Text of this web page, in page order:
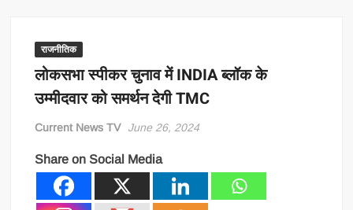
राजनीतिक
लोकसभा स्पीकर चुनाव में INDIA ब्लॉक के
उम्मीदवार को समर्थन देगी TMC
Current News TV June 26, 2024
Share on Social Media